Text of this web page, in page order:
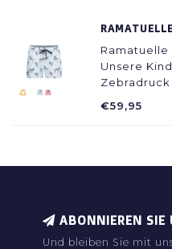
Ramatuelle
Unsere
€59,95
ABONNIEREN SIE
Und bleiben Sie mit